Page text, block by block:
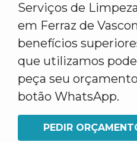
Serviços de
em Ferraz de
benefícios
que utilizamos
peça seu
botão WhatsApp.
PEDIR